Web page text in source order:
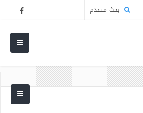
بحث متقدم